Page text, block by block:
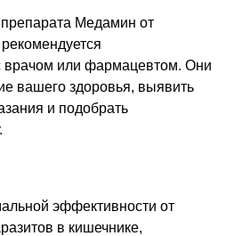
Медамин от
врачом или фармацевтом. Они
вашего здоровья, выявить
и подобрать
эффективности от
в кишечнике,